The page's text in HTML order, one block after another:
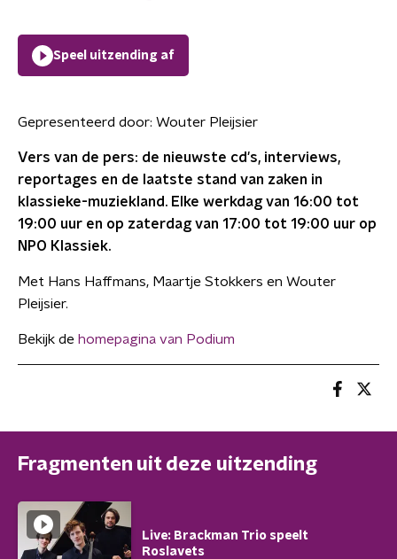
Speel uitzending af
Gepresenteerd door: Wouter Pleijsier
Vers van de pers: de nieuwste cd's, interviews,
reportages en de laatste stand van zaken in
klassieke-muziekland. Elke werkdag van 16:00 tot
19:00 uur en op zaterdag van 17:00 tot 19:00 uur op
NPO Klassiek.
Met Hans Haffmans, Maartje Stokkers en Wouter
Pleijsier.
Bekijk de homepagina van Podium
Fragmenten uit deze uitzending
Live: Brackman Trio speelt
Roslavets